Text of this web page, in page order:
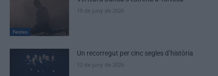
Festes
19 de juny de 2026
Un recorregut per cinc segles d’història
12 de juny de 2026